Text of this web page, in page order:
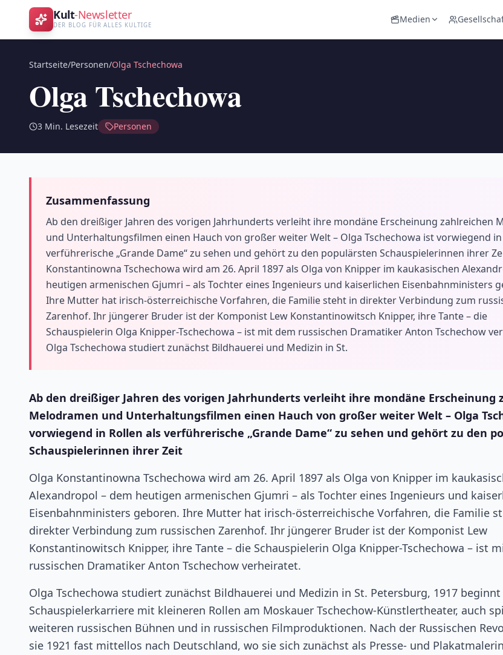
Kult-Newsletter
DER BLOG FÜR ALLES KULTIGE
Medien
Startseite/Personen/Olga Tschechowa
Olga Tschechowa
3 Min. Lesezeit Personen
Zusammenfassung
Ab den dreißiger Jahren des vorigen Jahrhunderts verleiht ihre mondäne Erscheinung zahlreichen
und Unterhaltungsfilmen einen Hauch von großer weiter Welt – Olga Tschechowa ist vorwiegend in
verführerische „Grande Dame“ zu sehen und gehört zu den populärsten Schauspielerinnen ihrer
Konstantinowna Tschechowa wird am 26. April 1897 als Olga von Knipper im kaukasischen
heutigen armenischen Gjumri – als Tochter eines Ingenieurs und kaiserlichen Eisenbahnministers
Ihre Mutter hat irisch-österreichische Vorfahren, die Familie steht in direkter Verbindung zum
Zarenhof. Ihr jüngerer Bruder ist der Komponist Lew Konstantinowitsch Knipper, ihre Tante – die
Schauspielerin Olga Knipper-Tschechowa – ist mit dem russischen Dramatiker Anton Tschechow
Olga Tschechowa studiert zunächst Bildhauerei und Medizin in St.
Ab den dreißiger Jahren des vorigen Jahrhunderts verleiht ihre mondäne Erscheinung
Melodramen und Unterhaltungsfilmen einen Hauch von großer weiter Welt – Olga
vorwiegend in Rollen als verführerische „Grande Dame“ zu sehen und gehört zu den
Schauspielerinnen ihrer Zeit
Olga Konstantinowna Tschechowa wird am 26. April 1897 als Olga von Knipper im
Alexandropol – dem heutigen armenischen Gjumri – als Tochter eines Ingenieurs und
Eisenbahnministers geboren. Ihre Mutter hat irisch-österreichische Vorfahren, die Familie
direkter Verbindung zum russischen Zarenhof. Ihr jüngerer Bruder ist der Komponist Lew
Konstantinowitsch Knipper, ihre Tante – die Schauspielerin Olga Knipper-Tschechowa – ist
russischen Dramatiker Anton Tschechow verheiratet.
Olga Tschechowa studiert zunächst Bildhauerei und Medizin in St. Petersburg, 1917
Schauspielerkarriere mit kleineren Rollen am Moskauer Tschechow-Künstlertheater, auch
weiteren russischen Bühnen und in russischen Filmproduktionen. Nach der Russischen
sie 1921 fast mittellos nach Deutschland, wo sie sich zunächst als Presse- und Plakatmalerin